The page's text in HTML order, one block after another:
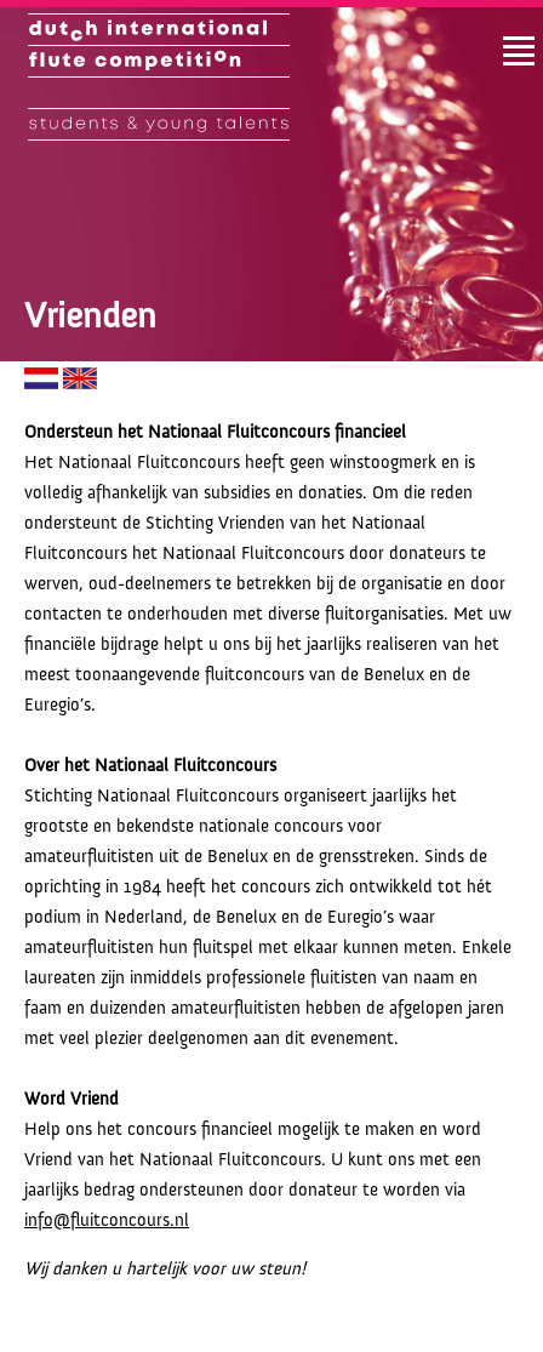
Vrienden
Ondersteun het Nationaal Fluitconcours financieel
Het Nationaal Fluitconcours heeft geen winstoogmerk en is
volledig afhankelijk van subsidies en donaties. Om die reden
ondersteunt de Stichting Vrienden van het Nationaal
Fluitconcours het Nationaal Fluitconcours door donateurs te
werven, oud-deelnemers te betrekken bij de organisatie en door
contacten te onderhouden met diverse fluitorganisaties. Met uw
financiële bijdrage helpt u ons bij het jaarlijks realiseren van het
meest toonaangevende fluitconcours van de Benelux en de
Euregio’s.
Over het Nationaal Fluitconcours
Stichting Nationaal Fluitconcours organiseert jaarlijks het
grootste en bekendste nationale concours voor
amateurfluitisten uit de Benelux en de grensstreken. Sinds de
oprichting in 1984 heeft het concours zich ontwikkeld tot hét
podium in Nederland, de Benelux en de Euregio’s waar
amateurfluitisten hun fluitspel met elkaar kunnen meten. Enkele
laureaten zijn inmiddels professionele fluitisten van naam en
faam en duizenden amateurfluitisten hebben de afgelopen jaren
met veel plezier deelgenomen aan dit evenement.
Word Vriend
Help ons het concours financieel mogelijk te maken en word
Vriend van het Nationaal Fluitconcours. U kunt ons met een
jaarlijks bedrag ondersteunen door donateur te worden via
info@fluitconcours.nl
Wij danken u hartelijk voor uw steun!